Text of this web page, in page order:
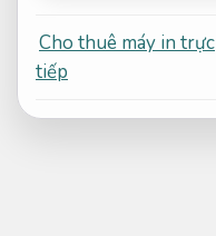
Cho thuê máy in trực
tiếp